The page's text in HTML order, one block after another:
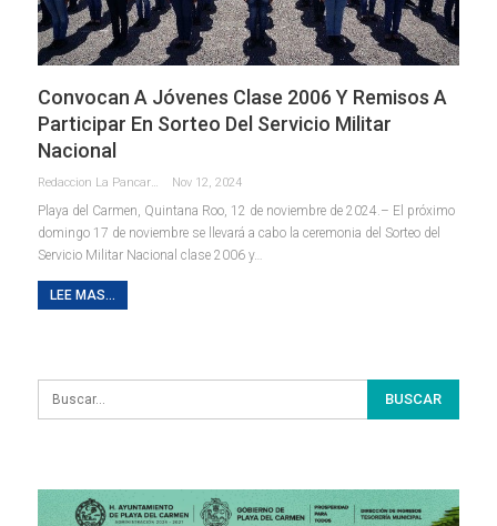
Convocan A Jóvenes Clase 2006 Y Remisos A
Participar En Sorteo Del Servicio Militar
Nacional
Redaccion La Pancarta De Quintana Roo Nov 12, 2024
Playa del Carmen, Quintana Roo, 12 de noviembre de 2024.– El próximo
domingo 17 de noviembre se llevará a cabo la ceremonia del Sorteo del
Servicio Militar Nacional clase 2006 y…
LEE MAS...